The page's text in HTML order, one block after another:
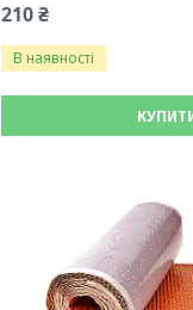
210 ₴
В наявності